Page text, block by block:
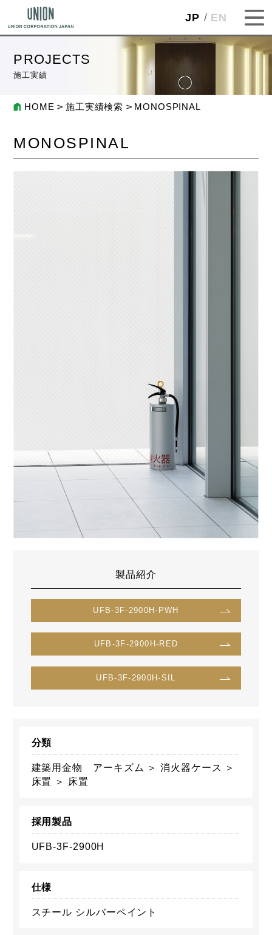
JP EN
PROJECTS
施工実績
HOME 施工実績検索 MONOSPINAL
MONOSPINAL
製品紹介
UFB-3F-2900H-PWH
UFB-3F-2900H-RED
UFB-3F-2900H-SIL
分類
建築用金物 アーキズム ＞ 消火器ケース ＞
床置 ＞ 床置
採用製品
UFB-3F-2900H
仕様
スチール シルバーペイント